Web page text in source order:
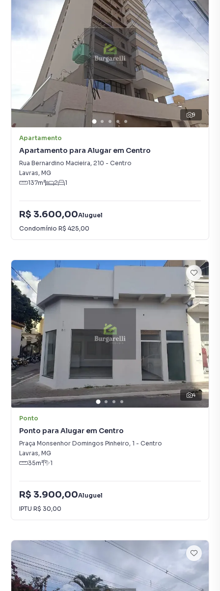
9
Apartamento
Apartamento para Alugar em Centro
Rua Bernardino Macieira, 210 - Centro
Lavras, MG
137m² 2 1
R$ 3.600,00Aluguel
Condomínio R$ 425,00
4
Ponto
Ponto para Alugar em Centro
Praça Monsenhor Domingos Pinheiro, 1 - Centro
Lavras, MG
35m² 1
R$ 3.900,00Aluguel
IPTU R$ 30,00